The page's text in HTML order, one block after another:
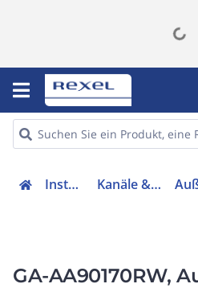
Installation Kanäle & Zubehör
GA-AA90170RW,